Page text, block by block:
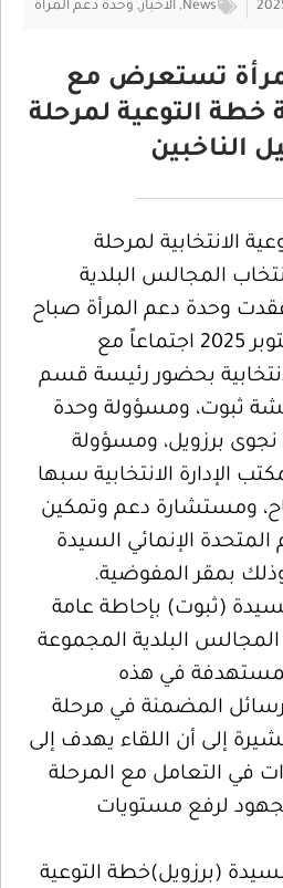
News
, الأخبار, وحدة دعم المرأة
تستعرض مع
خطة التوعية لمرحلة
الناخبين
الانتخابية لمرحلة
المجالس البلدية
عقدت وحدة دعم المرأة صباح
اليوم الأربعاء 22 أكتوبر 2025 اجتماعاً مع
بحضور رئيسة قسم
ثبوت، ومسؤولة وحدة
نجوى برزويل، ومسؤولة
الإدارة الانتخابية سبها
ومستشارة دعم وتمكين
المتحدة الإنمائي السيدة
بمقر المفوضية.
(ثبوت) بإحاطة عامة
البلدية المجموعة
المستهدفة في هذه
المضمنة في مرحلة
إلى أن اللقاء يهدف إلى
في التعامل مع المرحلة
لرفع مستويات
(برزويل)خطة التوعية